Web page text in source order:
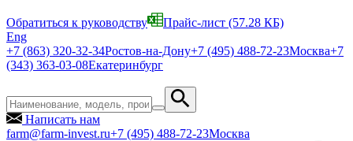
Обратиться к руководству Прайс-лист (57.28 КБ)
Eng
+7 (863) 320-32-34Ростов-на-Дону+7 (495) 488-72-23Москва+7
(343) 363-03-08Екатеринбург
Написать нам
farm@farm-invest.ru+7 (495) 488-72-23Москва